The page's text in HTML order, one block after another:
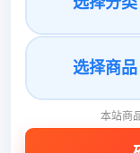
选择商品
本站商